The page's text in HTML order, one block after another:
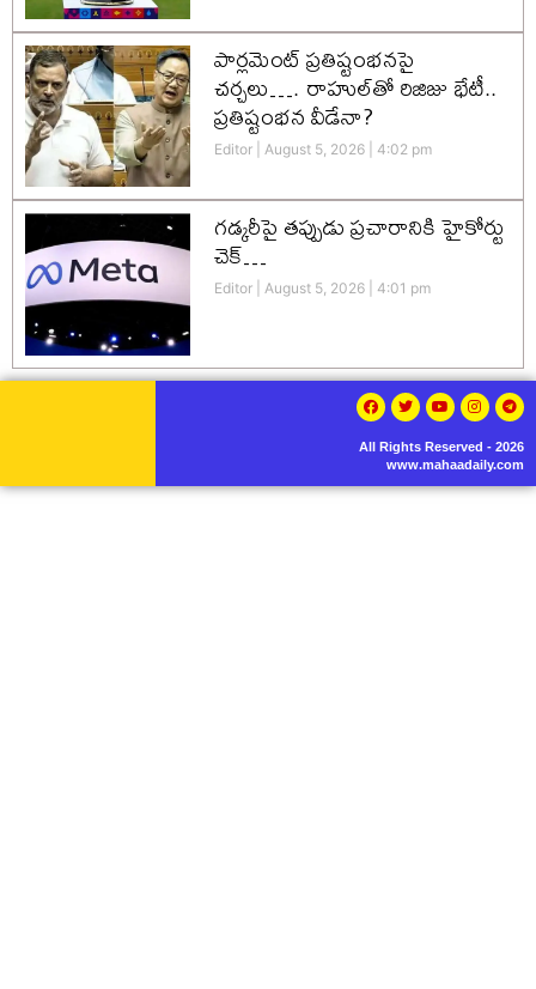
పార్లమెంట్ ప్రతిష్టంభనపై
చర్చలు…. రాహుల్‌తో రిజిజు భేటీ..
ప్రతిష్టంభన వీడేనా?
Editor August 5, 2026 4:02 pm
గడ్కరీపై తప్పుడు ప్రచారానికి హైకోర్టు
చెక్…
Editor August 5, 2026 4:01 pm
All Rights Reserved - 2026
www.mahaadaily.com